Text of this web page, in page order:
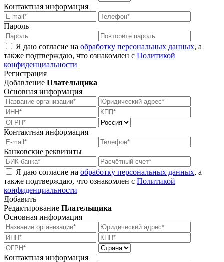
Контактная информация
Пароль
Я даю согласие на обработку персональных данных, а
также подтверждаю, что ознакомлен с Политикой
конфиденциальности
Регистрация
Добавление Плательщика
Основная информация
Контактная информация
Банковские реквизиты
Я даю согласие на обработку персональных данных, а
также подтверждаю, что ознакомлен с Политикой
конфиденциальности
Добавить
Редактирование Плательщика
Основная информация
Контактная информация